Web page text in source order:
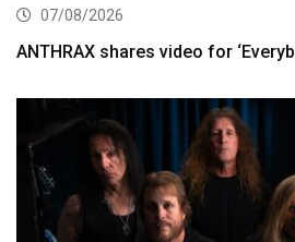
07/08/2026
ANTHRAX shares video for